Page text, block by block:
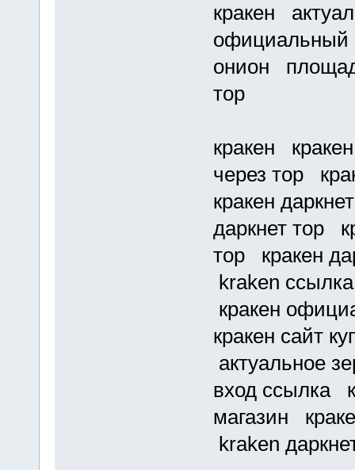
кракен
официальный
онион
тор
кракен
через тор
кракен
даркнет тор
тор кракен
kraken
кракен
кракен сайт
актуальное
вход ссылка
магазин
kraken